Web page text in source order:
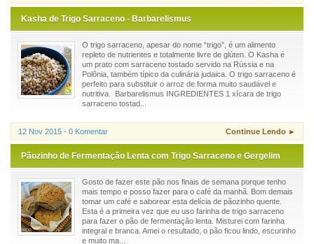
Kasha de Trigo Sarraceno - Barbarelismus
O trigo sarraceno, apesar do nome “trigo”, é um alimento
repleto de nutrientes e totalmente livre de glúten. O Kasha é
um prato com sarraceno tostado servido na Rússia e na
Polônia, também típico da culinária judaica. O trigo sarraceno é
perfeito para substituir o arroz de forma muito saudável e
nutritiva. Barbarelismus INGREDIENTES 1 xícara de trigo
sarraceno tostad...
12 Nov 2015 - 0 Komentar Continue Lendo ►
Pãozinho de Fermentação Lenta com Trigo Sarraceno e Gergelim
Gosto de fazer este pão nos finais de semana porque tenho
mais tempo e posso fazer para o café da manhã. Bom demais
tomar um café e saborear esta delícia de pãozinho quente.
Esta é a primeira vez que eu uso farinha de trigo sarraceno
para fazer o pão de fermentação lenta. Misturei com farinha
integral e branca. Amei o resultado, o pão ficou lindo, escurinho
e muito ma...